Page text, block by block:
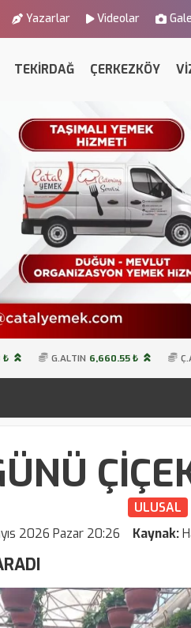
Yazarlar Videolar
TEKİRDAĞ ÇERKEZKÖY
₺ G.ALTIN 6,660.55 ₺
ULUSAL
2026 Pazar 20:26 Kaynak: